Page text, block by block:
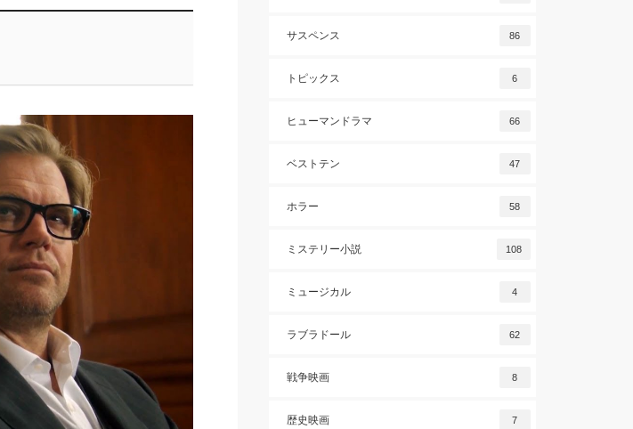
サスペンス 86
トピックス 6
ヒューマンドラマ 66
ベストテン 47
ホラー 58
ミステリー小説 108
ミュージカル 4
ラブラドール 62
戦争映画 8
歴史映画 7